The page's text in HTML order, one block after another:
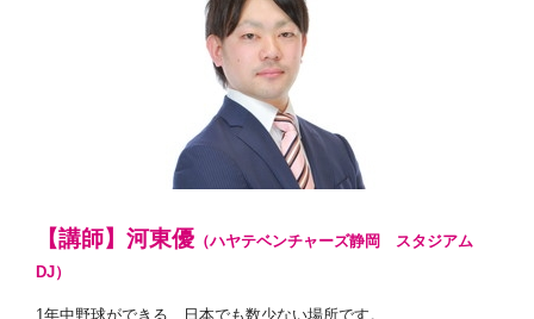
【講師】河東優 （ハヤテベンチャーズ静岡 スタジアム
DJ）
1年中野球ができる、日本でも数少ない場所です。